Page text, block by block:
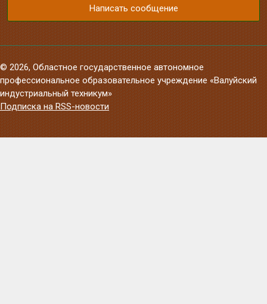
Написать сообщение
© 2026, Областное государственное автономное
профессиональное образовательное учреждение «Валуйский
индустриальный техникум»
Подписка на RSS-новости